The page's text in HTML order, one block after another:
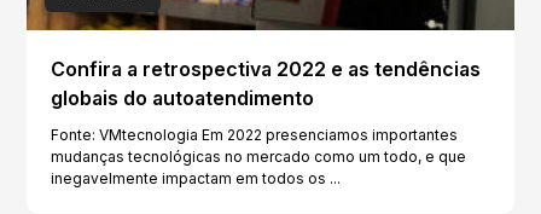
Confira a retrospectiva 2022 e as tendências
globais do autoatendimento
Fonte: VMtecnologia Em 2022 presenciamos importantes
mudanças tecnológicas no mercado como um todo, e que
inegavelmente impactam em todos os ...